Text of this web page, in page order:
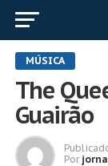
MÚSICA
The
Guairão
Por